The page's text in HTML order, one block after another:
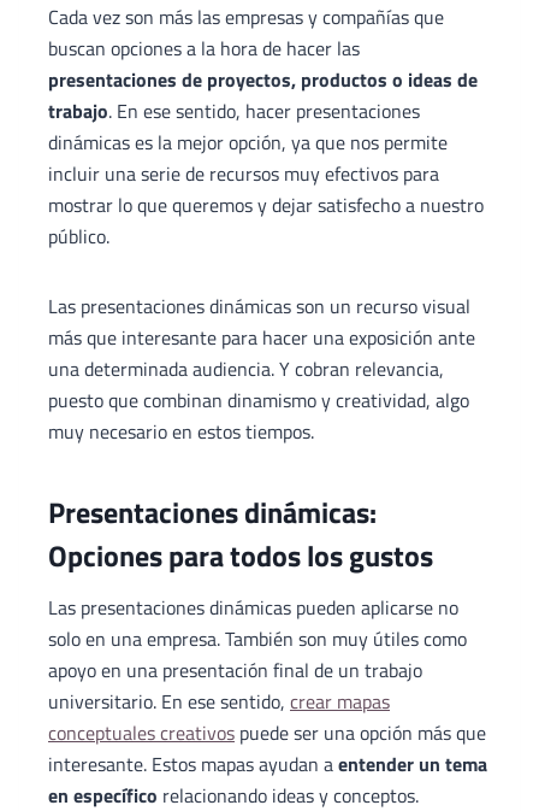
Cada vez son más las empresas y compañías que
buscan opciones a la hora de hacer las
presentaciones de proyectos, productos o ideas de
trabajo. En ese sentido, hacer presentaciones
dinámicas es la mejor opción, ya que nos permite
incluir una serie de recursos muy efectivos para
mostrar lo que queremos y dejar satisfecho a nuestro
público.
Las presentaciones dinámicas son un recurso visual
más que interesante para hacer una exposición ante
una determinada audiencia. Y cobran relevancia,
puesto que combinan dinamismo y creatividad, algo
muy necesario en estos tiempos.
Presentaciones dinámicas:
Opciones para todos los gustos
Las presentaciones dinámicas pueden aplicarse no
solo en una empresa. También son muy útiles como
apoyo en una presentación final de un trabajo
universitario. En ese sentido, crear mapas
conceptuales creativos puede ser una opción más que
interesante. Estos mapas ayudan aentender un tema
en específico relacionando ideas y conceptos.